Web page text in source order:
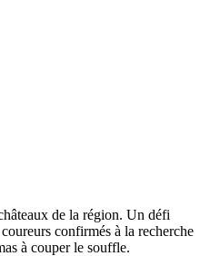
de la région. Un défi
confirmés à la recherche
à couper le souffle.